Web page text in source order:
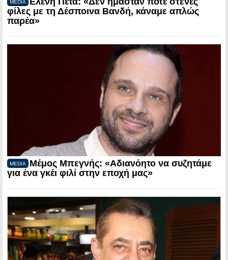
MEDIA
φίλες με τη Δέσποινα Βανδή, κάναμε απλώς
παρέα»
MEDIA
Μέμος Μπεγνής: «Αδιανόητο να συζητάμε
για ένα γκέι φιλί στην εποχή μας»